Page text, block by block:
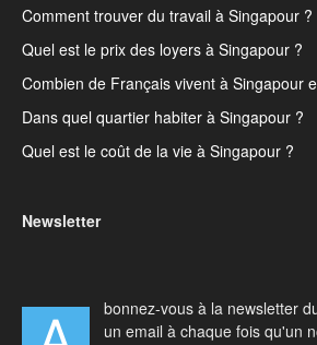
Comment trouver du travail à Singapour ?
Quel est le prix des loyers à Singapour ?
Combien de Français vivent à Singapour
Dans quel quartier habiter à Singapour ?
Quel est le coût de la vie à Singapour ?
Newsletter
bonnez-vous à la newsletter
un email à chaque fois qu'un